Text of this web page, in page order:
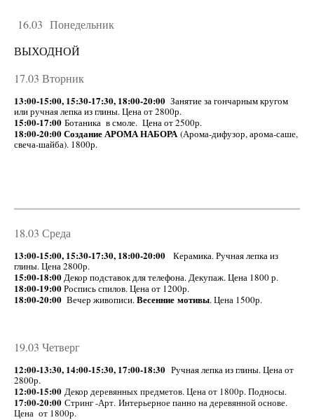
16.03 Понедельник
ВЫХОДНОЙ
17.03 Вторник
13:00-15:00, 15:30-17:30, 18:00-20:00 Занятие за гончарным кругом
или ручная лепка из глины. Цена от 2800р.
15:00-17:00 Ботаника в смоле. Цена от 2500р.
18:00-20:00 Создание АРОМА НАБОРА(Арома-дифузор, арома-саше,
свеча-шайба). 1800р.
18.03 Среда
13:00-15:00, 15:30-17:30, 18:00-20:00
Керамика. Ручная лепка из
глины. Цена 2800р.
15:00-18:00Декор подставок для телефона. Декупаж. Цена 1800 р.
18:00-19:00Роспись спилов. Цена от 1200р.
18:00-20:00 Вечер живописи.Весенние мотивы. Цена 1500р.
19.03 Четверг
12:00-13:30, 14:00-15:30, 17:00-18:30 Ручная лепка из глины. Цена от
2800р.
12:00-15:00 Декор деревянных предметов. Цена от 1800р. Подносы.
17:00-20:00 Стринг -Арт. Интерьерное панно на деревянной основе.
Цена от 1800р.